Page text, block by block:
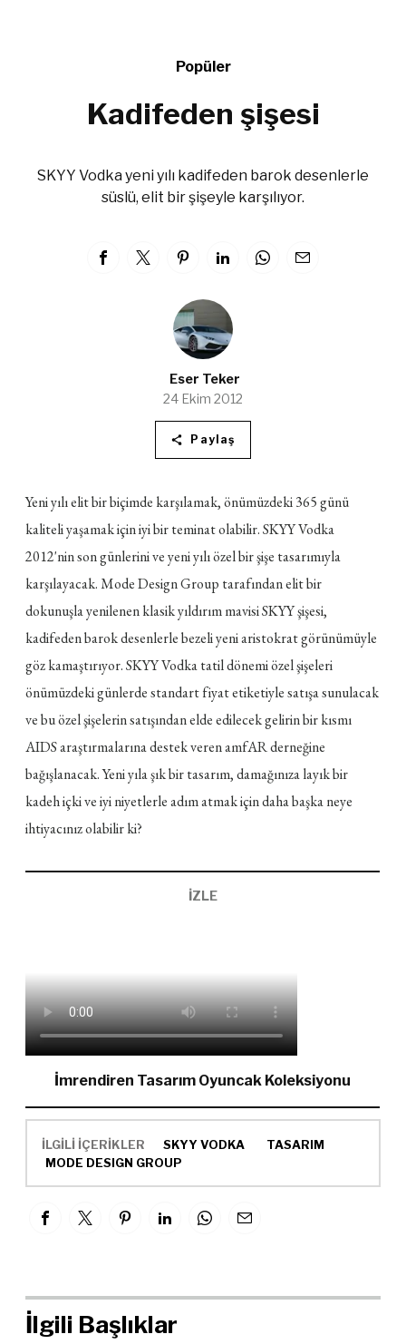
Popüler
Kadifeden şişesi
SKYY Vodka yeni yılı kadifeden barok desenlerle
süslü, elit bir şişeyle karşılıyor.
Eser Teker
24 Ekim 2012
Paylaş
Yeni yılı elit bir biçimde karşılamak, önümüzdeki 365 günü
kaliteli yaşamak için iyi bir teminat olabilir. SKYY Vodka
2012'nin son günlerini ve yeni yılı özel bir şişe tasarımıyla
karşılayacak. Mode Design Group tarafından elit bir
dokunuşla yenilenen klasik yıldırım mavisi SKYY şişesi,
kadifeden barok desenlerle bezeli yeni aristokrat görünümüyle
göz kamaştırıyor. SKYY Vodka tatil dönemi özel şişeleri
önümüzdeki günlerde standart fiyat etiketiyle satışa sunulacak
ve bu özel şişelerin satışından elde edilecek gelirin bir kısmı
AIDS araştırmalarına destek veren amfAR derneğine
bağışlanacak. Yeni yıla şık bir tasarım, damağınıza layık bir
kadeh içki ve iyi niyetlerle adım atmak için daha başka neye
ihtiyacınız olabilir ki?
İZLE
İmrendiren Tasarım Oyuncak Koleksiyonu
İLGİLİ İÇERİKLER SKYY VODKA
TASARIM
MODE DESIGN GROUP
İlgili Başlıklar